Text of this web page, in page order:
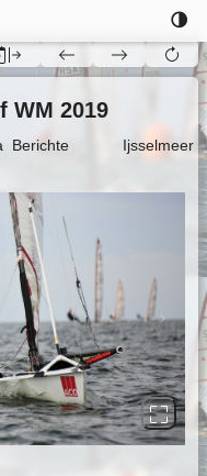
🌗
WM 2019
Berichte Ijsselmeer
Next